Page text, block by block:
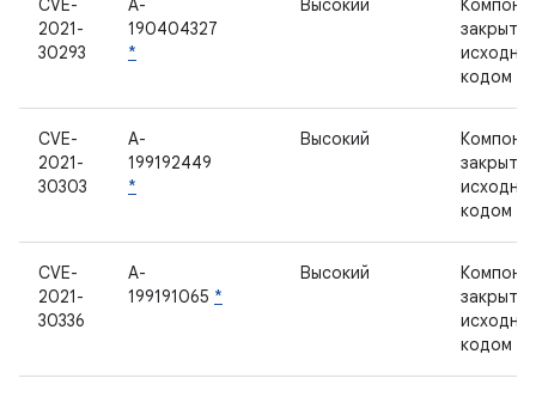
CVE-
2021-
30293
A-
190404327
*
Высокий
кодом
CVE-
2021-
30303
A-
199192449
*
Высокий
кодом
CVE-
2021-
30336
A-
199191065 *
Высокий
кодом